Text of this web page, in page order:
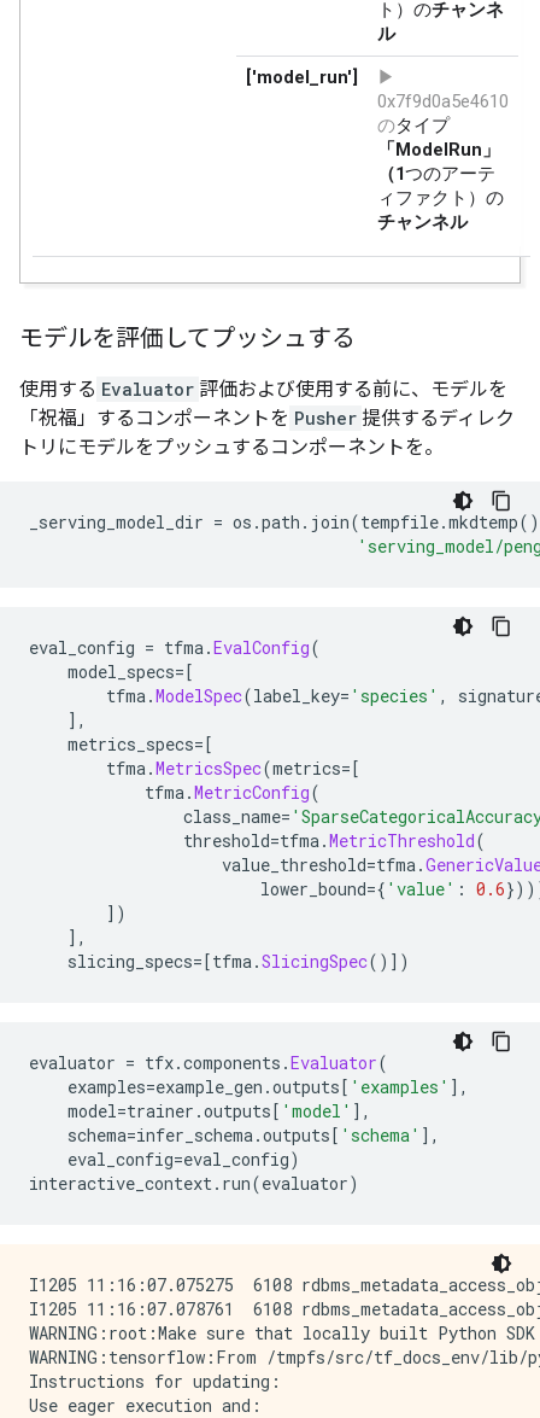
20/20 [==============================] - 1s
20/20 [==============================] - 0s
20/20 [==============================] - 0s
20/20 [==============================] - 0s
20/20 [==============================] - 0s
2021-12-05 11:16:06.493168: W tensorflow/
INFO:tensorflow:Assets written to: /tmp/tfx-
モデルを評価してプッシュする
使用する Evaluator 評価および使用する前に、モデルを
「祝福」するコンポーネントを Pusher 提供するディレク
トリにモデルをプッシュするコンポーネントを。
_serving_model_dir = os .path . join(tempfile.mkdtemp
'serving_model/
eval_config = tfma.EvalConfig(
model_specs=[
tfma.ModelSpec(label_key= 'species' ,
],
metrics_specs=[
tfma.MetricsSpec(metrics=[
tfma.MetricConfig(
class_name=
threshold=tfma.MetricThreshold(
value_threshold=tfma.
lower_bound={ 'value' : 0.6
])
],
slicing_specs=[tfma.SlicingSpec()])
evaluator = tfx.components .Evaluator(
examples=example_gen .outputs[ 'examples' ],
model=trainer .outputs[ 'model' ],
schema=infer_schema.outputs[ 'schema' ],
eval_config=eval_config)
interactive_context. run(evaluator)
I1205 11:16:07.075275  6108
I1205 11:16:07.078761  6108
WARNING:root:Make sure that locally built Python
WARNING:tensorflow:From /tmpfs/src/
Instructions for updating:
Use eager execution and: